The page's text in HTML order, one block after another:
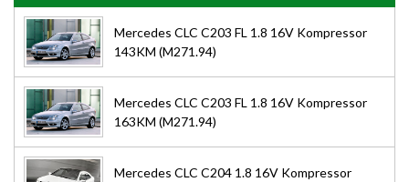
Mercedes CLC C203 FL 1.8 16V Kompressor
143KM (M271.94)
Mercedes CLC C203 FL 1.8 16V Kompressor
163KM (M271.94)
Mercedes CLC C204 1.8 16V Kompressor